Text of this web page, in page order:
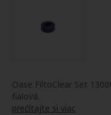
Oase FiltoClear Set
fialová.
prečítajte si viac